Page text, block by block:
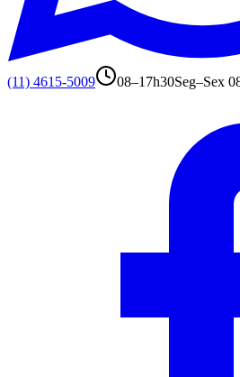
(11) 4615-5009 08–17h30Seg–Sex